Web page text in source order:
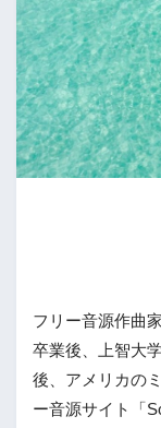
フリー音源作曲
卒業後、上智大
後、アメリカの
ー音源サイト「